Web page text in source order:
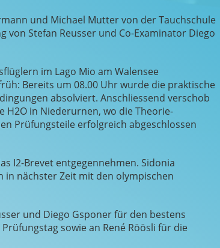
und Michael Mutter von der Tauchschule
von Stefan Reusser und Co-Examinator Diego
im Lago Mio am Walensee
Bereits um 08.00 Uhr wurde die praktische
absolviert. Anschliessend verschob
H2O in Niederurnen, wo die Theorie-
Prüfungsteile erfolgreich abgeschlossen
I2-Brevet entgegennehmen. Sidonia
in nächster Zeit mit den olympischen
und Diego Gsponer für den bestens
sowie an René Röösli für die